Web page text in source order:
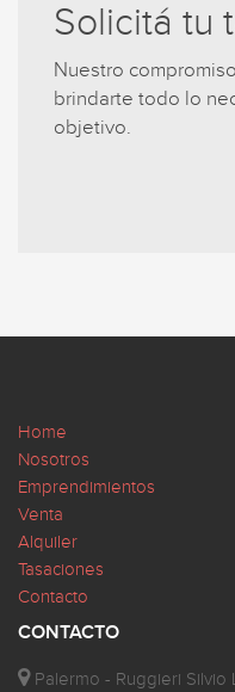
Solicitá tu
Nuestro
brindarte todo lo
objetivo.
Home
Nosotros
Emprendimientos
Venta
Alquiler
Tasaciones
Contacto
CONTACTO
Palermo - Ruggieri Silvio